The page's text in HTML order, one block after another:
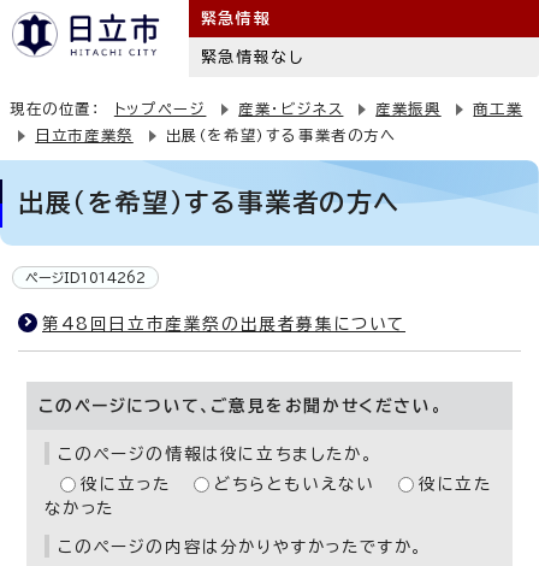
緊急情報
緊急情報なし
現在の位置： トップページ 産業・ビジネス 産業振興
商工業
日立市産業祭
出展（を希望）する事業者の方へ
出展（を希望）する事業者の方へ
ページID1014262
第48回日立市産業祭の出展者募集について
このページについて、ご意見をお聞かせください。
このページの情報は役に立ちましたか。
役に立った
どちらともいえない
役に立た
なかった
このページの内容は分かりやすかったですか。